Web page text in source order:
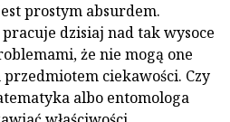
prostym absurdem.
dzisiaj nad tak wysoce
że nie mogą one
przedmiotem ciekawości. Czy
albo entomologa